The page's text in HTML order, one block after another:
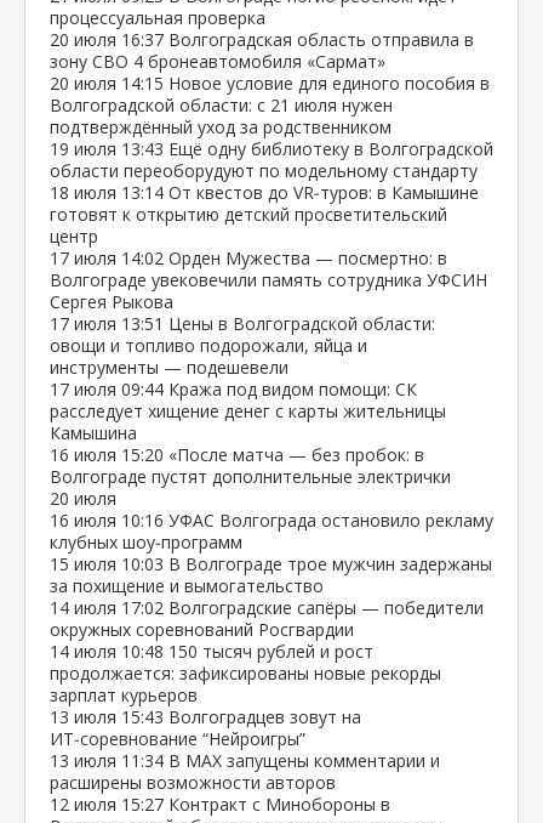
процессуальная проверка
20 июля 16:37 Волгоградская область отправила в
зону СВО 4 бронеавтомобиля «Сармат»
20 июля 14:15 Новое условие для единого пособия в
Волгоградской области: с 21 июля нужен
подтверждённый уход за родственником
19 июля 13:43 Ещё одну библиотеку в Волгоградской
области переоборудуют по модельному стандарту
18 июля 13:14 От квестов до VR‑туров: в Камышине
готовят к открытию детский просветительский
центр
17 июля 14:02 Орден Мужества — посмертно: в
Волгограде увековечили память сотрудника УФСИН
Сергея Рыкова
17 июля 13:51 Цены в Волгоградской области:
овощи и топливо подорожали, яйца и
инструменты — подешевели
17 июля 09:44 Кража под видом помощи: СК
расследует хищение денег с карты жительницы
Камышина
16 июля 15:20 «После матча — без пробок: в
Волгограде пустят дополнительные электрички
20 июля
16 июля 10:16 УФАС Волгограда остановило рекламу
клубных шоу‑программ
15 июля 10:03 В Волгограде трое мужчин задержаны
за похищение и вымогательство
14 июля 17:02 Волгоградские сапёры — победители
окружных соревнований Росгвардии
14 июля 10:48 150 тысяч рублей и рост
продолжается: зафиксированы новые рекорды
зарплат курьеров
13 июля 15:43 Волгоградцев зовут на
ИТ‑соревнование “Нейроигры”
13 июля 11:34 В МАХ запущены комментарии и
расширены возможности авторов
12 июля 15:27 Контракт с Минобороны в